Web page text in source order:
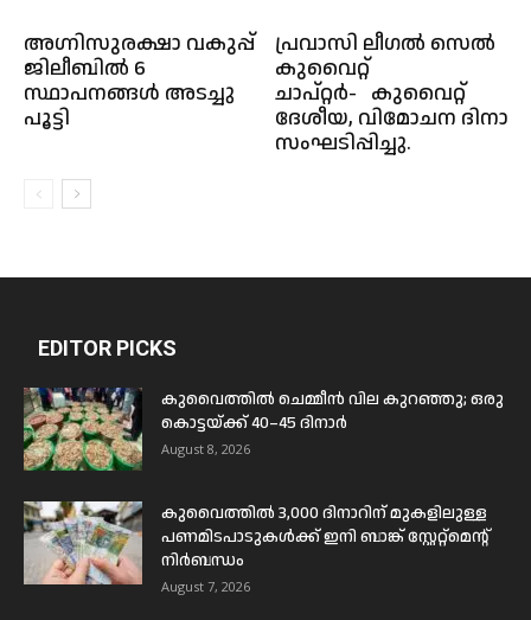
അഗ്നിസുരക്ഷാ വകുപ്പ്
ജിലീബിൽ 6
സ്ഥാപനങ്ങൾ അടച്ചു
പൂട്ടി
പ്രവാസി ലീഗൽ സെൽ
കുവൈറ്റ്
ചാപ്റ്റർ- കുവൈറ്റ്
ദേശീയ, വിമോചന
സംഘടിപ്പിച്ചു.
EDITOR PICKS
കുവൈത്തിൽ ചെമ്മീൻ വില കുറഞ്ഞു; ഒരു
കൊട്ടയ്ക്ക് 40–45 ദിനാർ
August 8, 2026
കുവൈത്തിൽ 3,000 ദിനാറിന് മുകളിലുള്ള
പണമിടപാടുകൾക്ക് ഇനി ബാങ്ക് സ്റ്റേറ്റ്മെന്റ്
നിർബന്ധം
August 7, 2026